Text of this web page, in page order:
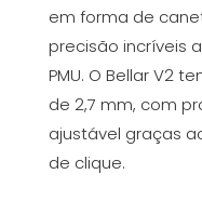
em forma de
precisão incríveis
PMU. O Bellar V2
de 2,7 mm, com
ajustável graças
de clique.